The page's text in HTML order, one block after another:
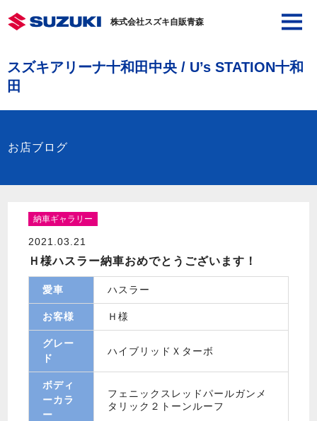
株式会社スズキ自販青森
スズキアリーナ十和田中央 / U’s STATION十和
田
お店ブログ
納車ギャラリー
2021.03.21
Ｈ様ハスラー納車おめでとうございます！
愛車 ハスラー
お客様 Ｈ様
グレー
ド
ハイブリッドＸターボ
ボディ
ーカラ
ー
フェニックスレッドパールガンメ
タリック２トーンルーフ